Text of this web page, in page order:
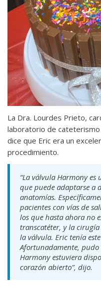
La Dra. Lourdes Prieto,
laboratorio de cateterismo
dice que Eric era un
procedimiento.
“La válvula Harmony
que puede adaptarse a
anatomías.
pacientes con vías de
los que hasta ahora no
transcatéter, y la
la válvula. Eric tenía
Afortunadamente,
Harmony estuviera
corazón abierto”, dijo.